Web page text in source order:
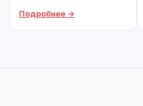
Подробнее →